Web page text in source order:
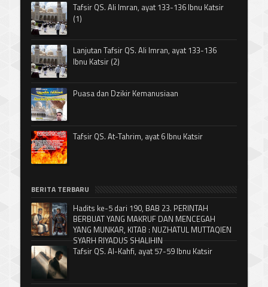
Tafsir QS. Ali Imran, ayat 133-136 Ibnu Katsir
(1)
Lanjutan Tafsir QS. Ali Imran, ayat 133-136
Ibnu Katsir (2)
Puasa dan Dzikir Kemanusiaan
Tafsir QS. At-Tahrim, ayat 6 Ibnu Katsir
BERITA TERBARU
Hadits ke-5 dari 190, BAB 23. PERINTAH
BERBUAT YANG MAKRUF DAN MENCEGAH
YANG MUNKAR, KITAB : NUZHATUL MUTTAQIEN
SYARH RIYADUS SHALIHIN
Tafsir QS. Al-Kahfi, ayat 57-59 Ibnu Katsir